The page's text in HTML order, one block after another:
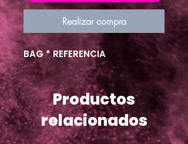
Realizar compra
BAG * REFERENCIA
Productos
relacionados